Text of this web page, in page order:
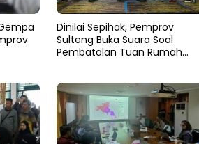
Dinilai Sepihak, Pemprov
Sulteng Buka Suara Soal
Pembatalan Tuan Rumah